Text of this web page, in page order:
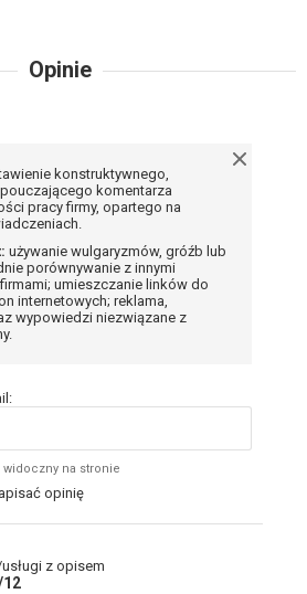
Opinie
konstruktywnego,
komentarza
pracy firmy, opartego na
używanie wulgaryzmów, gróźb lub
porównywanie z innymi
umieszczanie linków do
internetowych; reklama,
wypowiedzi niezwiązane z
na stronie
opinię
z opisem
12